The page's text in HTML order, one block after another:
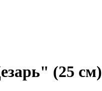
(25 см)